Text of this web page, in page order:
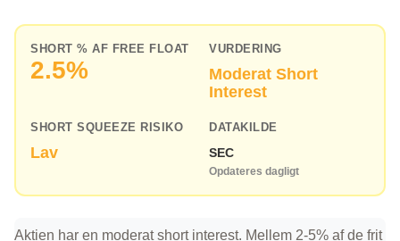
SHORT % AF FREE FLOAT
2.5%
VURDERING
Moderat Short
Interest
SHORT SQUEEZE RISIKO
Lav
DATAKILDE
SEC
Opdateres dagligt
Aktien har en moderat short interest. Mellem 2-5% af de frit